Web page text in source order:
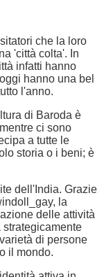
che la loro
'città colta'. In
infatti hanno
hanno una bel
l'anno.
di Baroda è
ci sono
a tutte le
storia o i beni; è
dell'India. Grazie
la
delle attività
di persone
il mondo.